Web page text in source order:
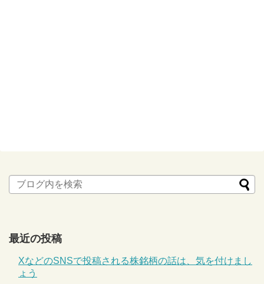
最近の投稿
XなどのSNSで投稿される株銘柄の話は、気を付けまし
ょう